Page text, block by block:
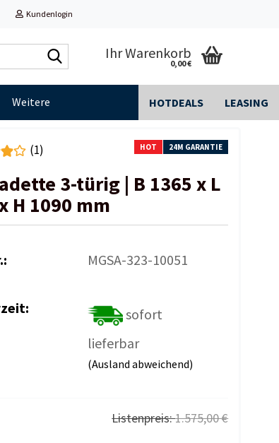
Kundenlogin
durchsuchen...
Ihr Warenkorb
0,00 €
HOTDEALS LEASING
Weitere
HOT 24M GARANTIE
(1)
3-türig | B 1365 x L
H 1090 mm
MGSA-323-10051
sofort
lieferbar
(Ausland abweichend)
Listenpreis:1.575,00 €